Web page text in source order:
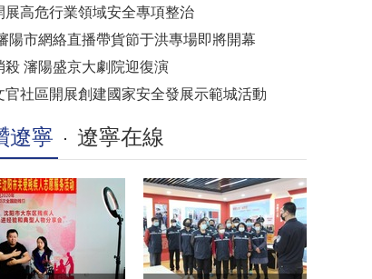
展高危行業領域安全專項整治
陽市網絡直播帶貨節于洪專場即將開幕
殺 瀋陽盛京大劇院迎復演
官社區開展創建國家安全發展示範城活動
遼寧 遼寧在線